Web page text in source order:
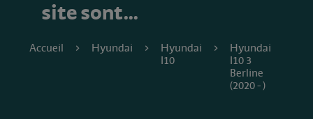
site sont…
Accueil Hyundai
Hyundai
I10
Hyundai
I10 3
Berline
(2020 - )